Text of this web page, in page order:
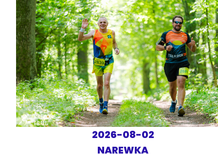
2026-08-02
NAREWKA